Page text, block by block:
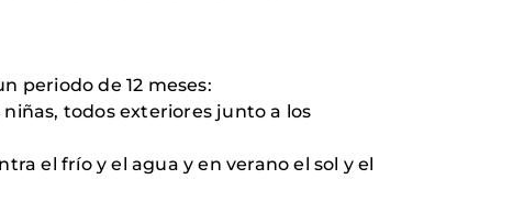
periodo de 12 meses:
todos exteriores junto a los
el frío y el agua y en verano el sol y el